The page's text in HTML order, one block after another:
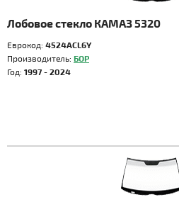
Лобовое стекло КАМАЗ 5320
Еврокод: 4524ACL6Y
Производитель: БОР
Год: 1997 - 2024